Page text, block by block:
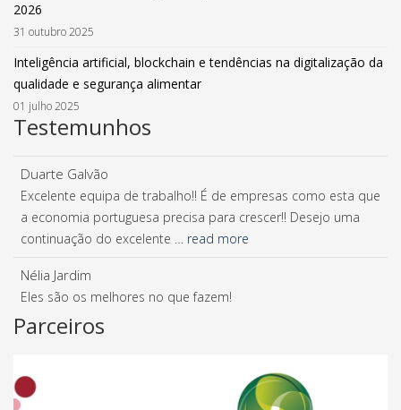
2026
31 outubro 2025
Inteligência artificial, blockchain e tendências na digitalização da
qualidade e segurança alimentar
01 julho 2025
Testemunhos
Duarte Galvão
Excelente equipa de trabalho!! É de empresas como esta que
a economia portuguesa precisa para crescer!! Desejo uma
continuação do excelente … read more
Nélia Jardim
Eles são os melhores no que fazem!
Parceiros